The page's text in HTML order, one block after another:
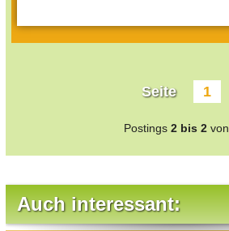
Seite 1
Postings 2 bis 2 von
Auch interessant: